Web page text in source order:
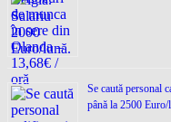
Se caută personal
până la 2500 Euro/